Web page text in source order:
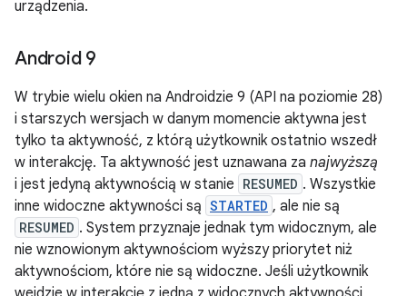
urządzenia.
Android 9
W trybie wielu okien na Androidzie 9 (API na poziomie 28)
i starszych wersjach w danym momencie aktywna jest
tylko ta aktywność, z którą użytkownik ostatnio wszedł
w interakcję. Ta aktywność jest uznawana za najwyższą
i jest jedyną aktywnością w stanie RESUMED . Wszystkie
inne widoczne aktywności są STARTED , ale nie są
RESUMED . System przyznaje jednak tym widocznym, ale
nie wznowionym aktywnościom wyższy priorytet niż
aktywnościom, które nie są widoczne. Jeśli użytkownik